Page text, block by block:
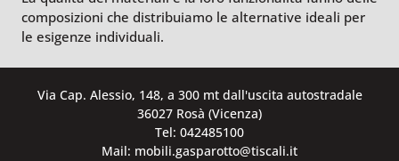
composizioni che distribuiamo le alternative ideali per
le esigenze individuali.
Via Cap. Alessio, 148, a 300 mt dall'uscita autostradale
36027 Rosà (Vicenza)
Tel: 042485100
Mail: mobili.gasparotto@tiscali.it